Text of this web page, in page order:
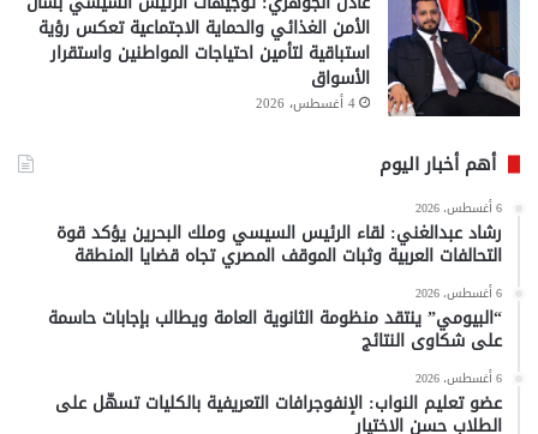
الأمن الغذائي والحماية الاجتماعية تعكس رؤية
استباقية لتأمين احتياجات المواطنين واستقرار
الأسواق
4 أغسطس، 2026
أهم أخبار اليوم
6 أغسطس، 2026
رشاد عبدالغني: لقاء الرئيس السيسي وملك البحرين يؤكد قوة
التحالفات العربية وثبات الموقف المصري تجاه قضايا المنطقة
6 أغسطس، 2026
“البيومي” ينتقد منظومة الثانوية العامة ويطالب بإجابات حاسمة
على شكاوى النتائج
6 أغسطس، 2026
عضو تعليم النواب: الإنفوجرافات التعريفية بالكليات تسهّل على
الطلاب حسن الاختيار